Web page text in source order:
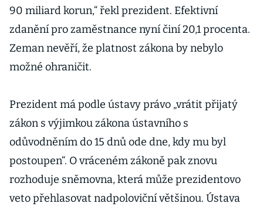
90 miliard korun,“ řekl prezident. Efektivní
zdanění pro zaměstnance nyní činí 20,1 procenta.
Zeman nevěří, že platnost zákona by nebylo
možné ohraničit.
Prezident má podle ústavy právo „vrátit přijatý
zákon s výjimkou zákona ústavního s
odůvodněním do 15 dnů ode dne, kdy mu byl
postoupen“. O vráceném zákoně pak znovu
rozhoduje sněmovna, která může prezidentovo
veto přehlasovat nadpoloviční většinou. Ústava